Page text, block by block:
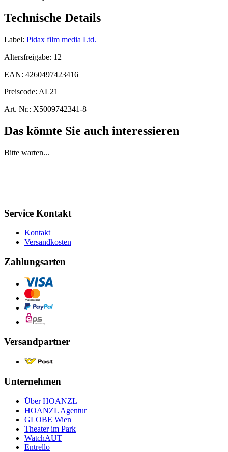
Technische Details
Label: Pidax film media Ltd.
Altersfreigabe: 12
EAN: 4260497423416
Preiscode: AL21
Art. Nr.: X5009742341-8
Das könnte Sie auch interessieren
Bitte warten...
Service Kontakt
Kontakt
Versandkosten
Zahlungsarten
Versandpartner
Unternehmen
Über HOANZL
HOANZL Agentur
GLOBE Wien
Theater im Park
WatchAUT
Entrello